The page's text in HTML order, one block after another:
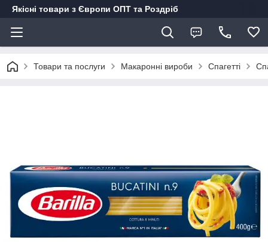
Якісні товари з Європи ОПТ та Роздріб
Товари та послуги Макаронні вироби Спагетті